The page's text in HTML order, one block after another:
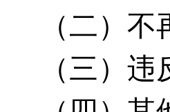
（二）
（三 ）违